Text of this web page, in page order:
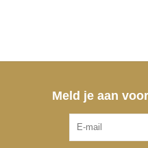
Meld je aan